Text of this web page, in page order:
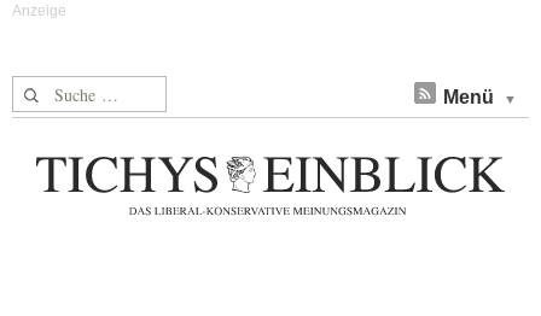
Suche nach: Menü